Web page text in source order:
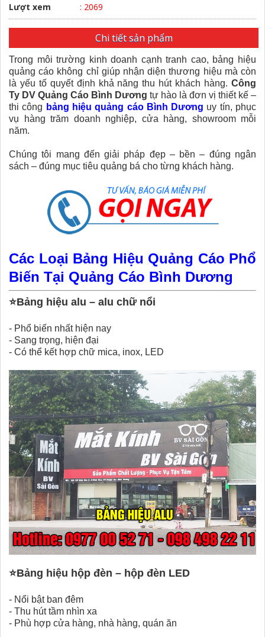
Lượt xem : 2069
Chi tiết sản phẩm
Trong môi trường kinh doanh cạnh tranh cao, bảng hiệu
quảng cáo không chỉ giúp nhận diện thương hiệu mà còn
là yếu tố quyết định khả năng thu hút khách hàng. Công
Ty DV Quảng Cáo Bình Dương tự hào là đơn vị thiết kế –
thi công bảng hiệu quảng cáo Bình Dương uy tín, phục
vụ hàng trăm doanh nghiệp, cửa hàng, showroom mỗi
năm.
Chúng tôi mang đến giải pháp đẹp – bền – đúng ngân
sách – đúng mục tiêu quảng bá cho từng khách hàng.
Các Loại Bảng Hiệu Quảng Cáo Phổ
Biến Tại Quảng Cáo Bình Dương
⭐Bảng hiệu alu – alu chữ nổi
- Phổ biến nhất hiện nay
- Sang trọng, hiện đại
- Có thể kết hợp chữ mica, inox, LED
⭐Bảng hiệu hộp đèn – hộp đèn LED
- Nổi bật ban đêm
- Thu hút tầm nhìn xa
- Phù hợp cửa hàng, nhà hàng, quán ăn